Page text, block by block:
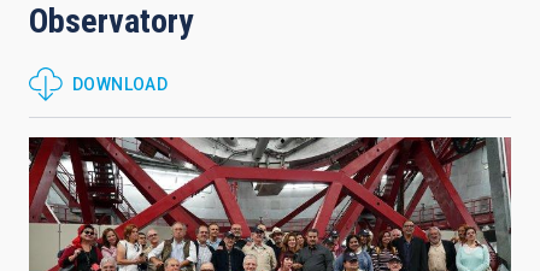
Observatory
DOWNLOAD